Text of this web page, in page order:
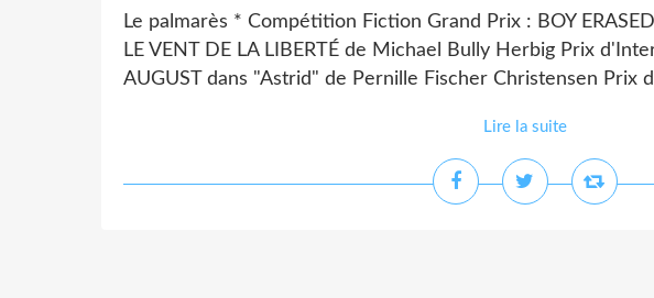
Le palmarès * Compétition Fiction Grand Prix : BOY
LE VENT DE LA LIBERTÉ de Michael Bully Herbig Prix
AUGUST dans "Astrid" de Pernille Fischer Christensen Prix
Lire la suite